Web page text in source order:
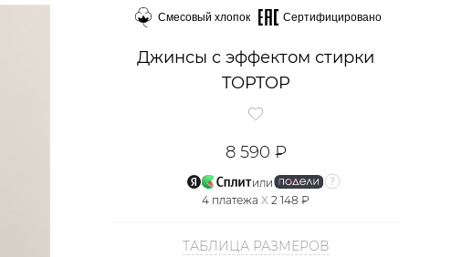
Смесовый хлопок Сертифицировано
Джинсы с эффектом стирки
TOPTOP
8 590 ₽
или
4 платежаX 2 148 ₽
ТАБЛИЦА РАЗМЕРОВ